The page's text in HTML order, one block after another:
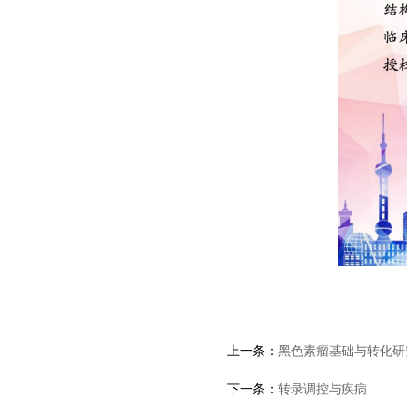
上一条： 黑色素瘤基础与转化
下一条： 转录调控与疾病